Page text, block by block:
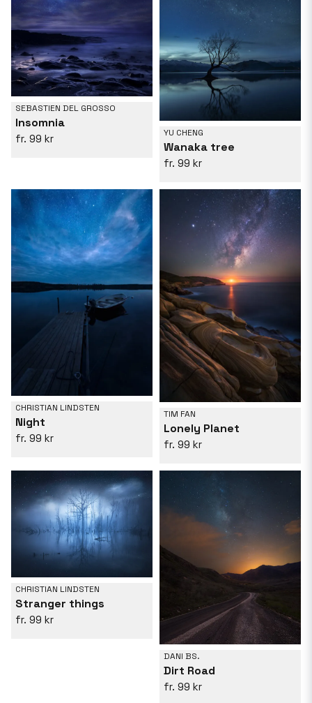
SEBASTIEN DEL GROSSO
Insomnia
99 kr YU CHENG
Wanaka tree
99 kr
CHRISTIAN LINDSTEN
Night
99 kr
TIM FAN
Lonely Planet
99 kr
CHRISTIAN LINDSTEN
Stranger things
99 kr
DANI BS.
Dirt Road
99 kr